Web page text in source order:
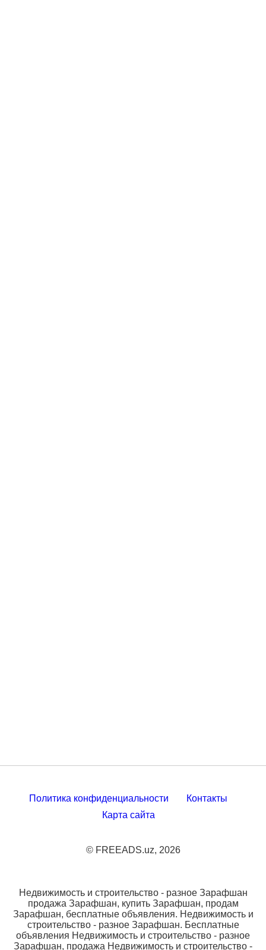
Политика конфиденциальности
Контакты
Карта сайта
© FREEADS.uz, 2026
Недвижимость и строительство - разное Зарафшан
продажа Зарафшан, купить Зарафшан, продам
Зарафшан, бесплатные объявления. Недвижимость и
строительство - разное Зарафшан. Бесплатные
объявления Недвижимость и строительство - разное
Зарафшан, продажа Недвижимость и строительство -